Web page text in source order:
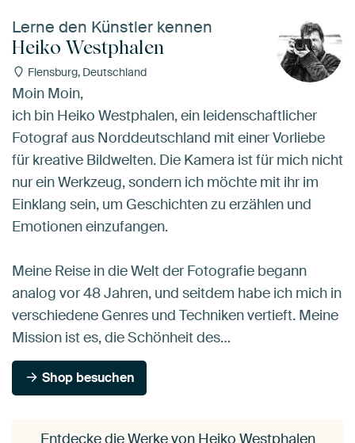
Lerne den Künstler kennen
Heiko Westphalen
Flensburg, Deutschland
Moin Moin,
ich bin Heiko Westphalen, ein leidenschaftlicher
Fotograf aus Norddeutschland mit einer Vorliebe
für kreative Bildwelten. Die Kamera ist für mich nicht
nur ein Werkzeug, sondern ich möchte mit ihr im
Einklang sein, um Geschichten zu erzählen und
Emotionen einzufangen.
Meine Reise in die Welt der Fotografie begann
analog vor 48 Jahren, und seitdem habe ich mich in
verschiedene Genres und Techniken vertieft. Meine
Mission ist es, die Schönheit des…
Shop besuchen